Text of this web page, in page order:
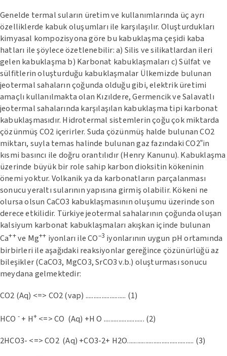
Genelde termal suların üretim ve kullanımlarında üç ayrı
özelliklerde kabuk oluşumları ile karşılaşılır. Oluşturdukları
kimyasal kompozisyona göre bu kabuklaşma çeşidi kaba
hatları ile şöylece özetlenebilir: a) Silis ve silikatlardan ileri
gelen kabuklaşma b) Karbonat kabuklaşmaları c) Sülfat ve
sülfitlerin oluşturduğu kabuklaşmalar Ülkemizde bulunan
jeotermal sahaların çoğunda olduğu gibi, elektrik üretimi
amaçlı kullanılmakta olan Kızıldere, Germencik ve Salavatlı
jeotermal sahalarında karşılaşılan kabuklaşma tipi karbonat
kabuklaşmasıdır. Hidrotermal sistemlerin çoğu çok miktarda
çözünmüş CO2 içerirler. Suda çözünmüş halde bulunan CO2
miktarı, suyla temas halinde bulunan gaz fazındaki CO2‟in
kısmi basıncı ile doğru orantılıdır (Henry Kanunu). Kabuklaşma
üzerinde büyük bir role sahip karbon dioksitin kökeninin
önemi yoktur. Volkanik ya da karbonatların parçalanması
sonucu yeraltı sularının yapısına girmiş olabilir. Kökeni ne
olursa olsun CaCO3 kabuklaşmasının oluşumu üzerinde son
derece etkilidir. Türkiye jeotermal sahalarının çoğunda oluşan
kalsiyum karbonat kabuklaşmaları akışkan içinde bulunan
Ca++ve Mg++ iyonları ile CO–3 iyonlarının uygun pH ortamında
birbirleri ile aşağıdaki reaksiyonlar gereğince çözünürlüğü az
bileşikler (CaCO3, MgCO3, SrCO3 v.b.) oluşturması sonucu
meydana gelmektedir:
CO2 (Aq) <=> CO2 (vap) ......................... (1)
HCO - + H+ <=> CO (Aq) +H O ......................... (2)
2HCO3- <=> CO2 (Aq) +CO3-2+ H2O......................................... (3)